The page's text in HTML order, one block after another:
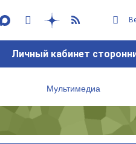
Личный кабинет
Мультимедиа